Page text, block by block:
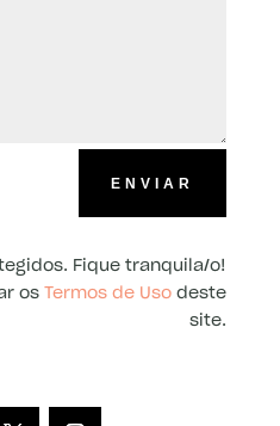
ENVIAR
Fique tranquila/o!
os Termos de Uso deste
site.